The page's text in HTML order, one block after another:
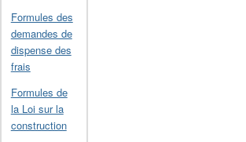
Formules des
demandes de
dispense des
frais
Formules de
la Loi sur la
construction